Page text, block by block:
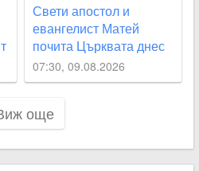
Свети апостол и
евангелист Матей
почита Църквата днес
07:30, 09.08.2026
още